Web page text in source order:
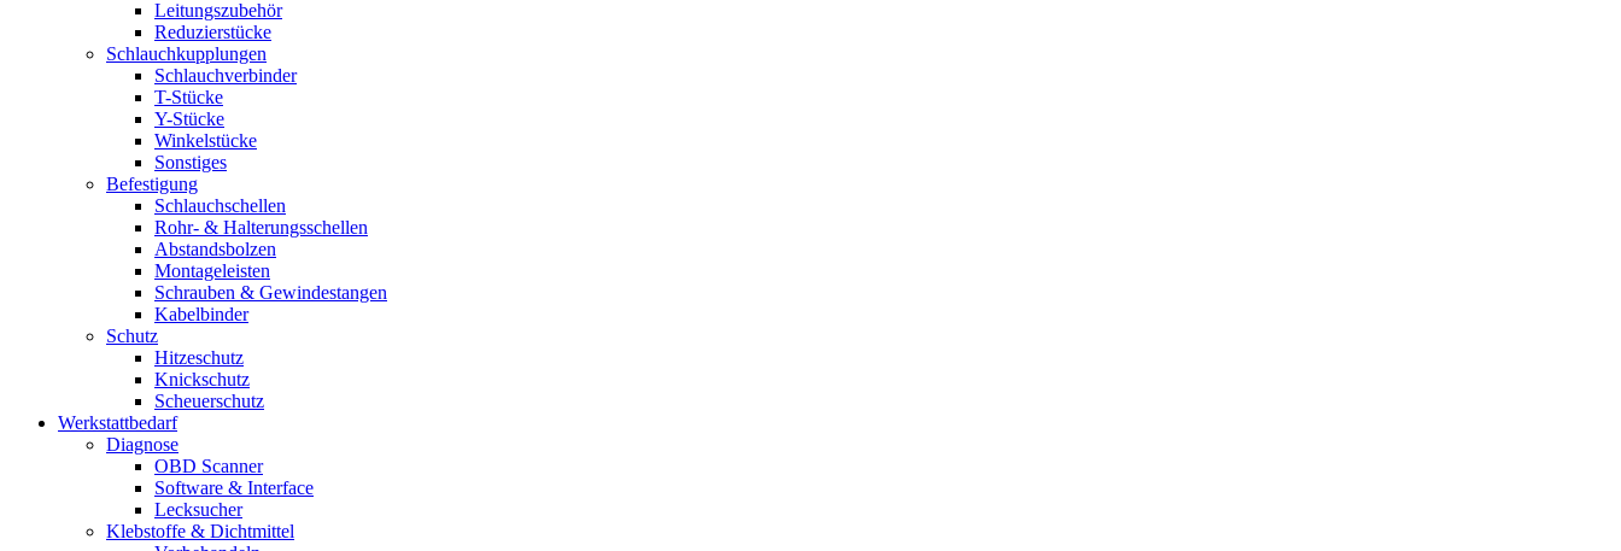
Leitungszubehör
Reduzierstücke
Schlauchkupplungen
Schlauchverbinder
T-Stücke
Y-Stücke
Winkelstücke
Sonstiges
Befestigung
Schlauchschellen
Rohr- & Halterungsschellen
Abstandsbolzen
Montageleisten
Schrauben & Gewindestangen
Kabelbinder
Schutz
Hitzeschutz
Knickschutz
Scheuerschutz
Werkstattbedarf
Diagnose
OBD Scanner
Software & Interface
Lecksucher
Klebstoffe & Dichtmittel